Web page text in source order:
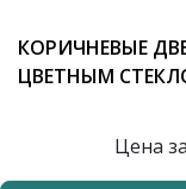
КОРИЧНЕВЫЕ
ЦВЕТНЫМ
Цена